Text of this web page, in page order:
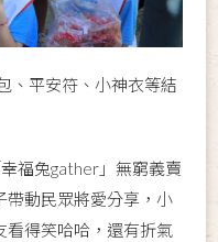
、平安符、小神衣等結
福兔gather」無窮義賣
帶動民眾將愛分享，小
看得笑哈哈，還有折氣